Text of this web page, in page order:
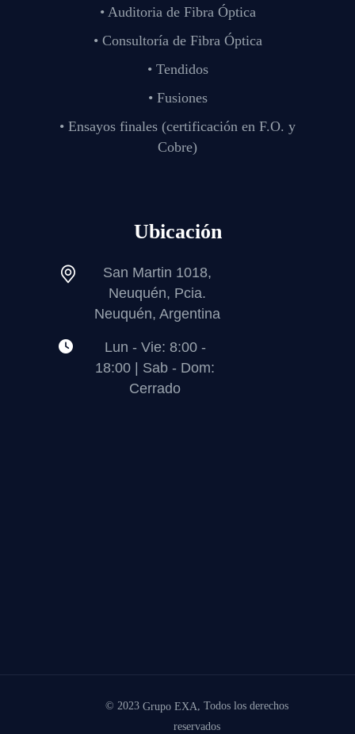
• Auditoria de Fibra Óptica
• Consultoría de Fibra Óptica
• Tendidos
• Fusiones
• Ensayos finales (certificación en F.O. y
Cobre)
Ubicación
San Martin 1018,
Neuquén, Pcia.
Neuquén, Argentina
Lun - Vie: 8:00 -
18:00 | Sab - Dom:
Cerrado
© 2023 Grupo EXA , Todos los derechos
reservados